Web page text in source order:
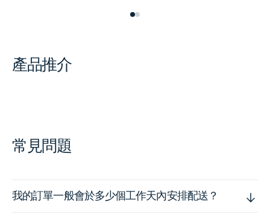
產品推介
常見問題
我的訂單一般會於多少個工作天內安排配送？